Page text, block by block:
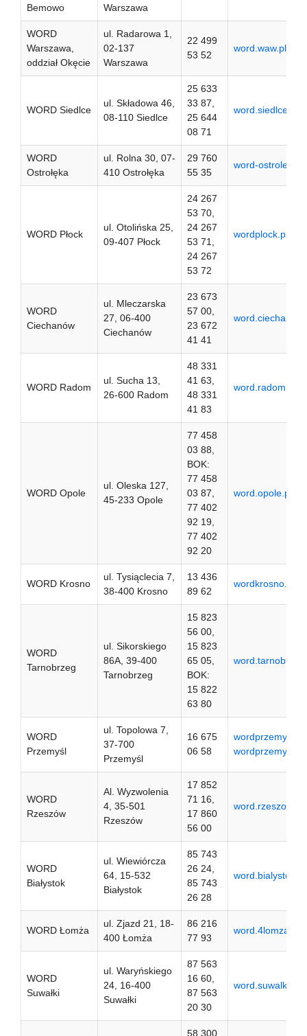
Bemowo
Warszawa
WORD
Warszawa,
oddział Okęcie
ul. Radarowa 1,
02-137
Warszawa
22 499
53 52
word.waw.pl
WORD Siedlce
ul. Składowa 46,
08-110 Siedlce
25 633
33 87,
25 644
08 71
word.siedlce.pl
WORD
Ostrołęka
ul. Rolna 30, 07-
410 Ostrołęka
29 760
55 35
word-
WORD Płock
ul. Otolińska 25,
09-407 Płock
24 267
53 70,
24 267
53 71,
24 267
53 72
wordplock.pl
WORD
Ciechanów
ul. Mleczarska
27, 06-400
Ciechanów
23 673
57 00,
23 672
41 41
WORD Radom
ul. Sucha 13,
26-600 Radom
48 331
41 63,
48 331
41 83
word.radom.pl
WORD Opole
ul. Oleska 127,
45-233 Opole
77 458
03 88,
BOK:
77 458
03 87,
77 402
92 19,
77 402
92 20
word.opole.pl
WORD Krosno
ul. Tysiąclecia 7,
38-400 Krosno
13 436
89 62
wordkrosno.pl
WORD
Tarnobrzeg
ul. Sikorskiego
86A, 39-400
Tarnobrzeg
15 823
56 00,
15 823
65 05,
BOK:
15 822
63 80
WORD
Przemyśl
ul. Topolowa 7,
37-700
Przemyśl
16 675
06 58
WORD
Rzeszów
Al. Wyzwolenia
4, 35-501
Rzeszów
17 852
71 16,
17 860
56 00
word.rzeszow.pl
WORD
Białystok
ul. Wiewiórcza
64, 15-532
Białystok
85 743
26 24,
85 743
26 28
word.bialystok.pl
WORD Łomża
ul. Zjazd 21, 18-
400 Łomża
86 216
77 93
word.4lomza.pl
WORD
Suwałki
ul. Waryńskiego
24, 16-400
Suwałki
87 563
16 60,
87 563
20 30
word.suwalki.pl
58 300